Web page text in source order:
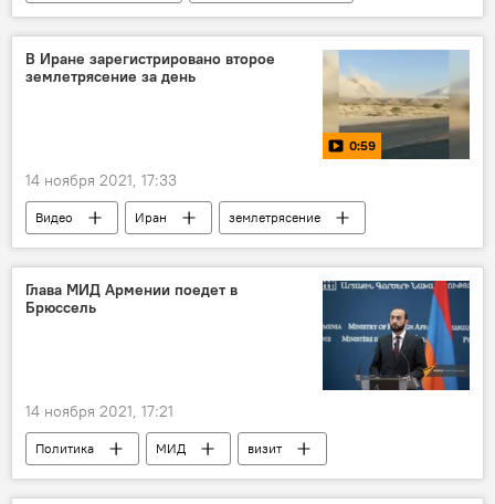
Спорт
борьба
В Иране зарегистрировано второе
землетрясение за день
0:59
14 ноября 2021, 17:33
Видео Иран землетрясение
Глава МИД Армении поедет в
Брюссель
14 ноября 2021, 17:21
Политика МИД
визит
Брюссель
Арарат Мирзоян